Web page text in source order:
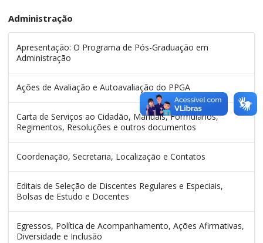
Administração
Apresentação: O Programa de Pós-Graduação em
Administração
Ações de Avaliação e Autoavaliação do PPGA
Carta de Serviços ao Cidadão, Manuais, Formulários,
Regimentos, Resoluções e outros documentos
Coordenação, Secretaria, Localização e Contatos
Editais de Seleção de Discentes Regulares e Especiais,
Bolsas de Estudo e Docentes
Egressos, Política de Acompanhamento, Ações Afirmativas,
Diversidade e Inclusão